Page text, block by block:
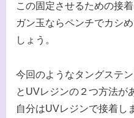
この固定させるための接
ガン玉ならペンチでカシ
しょう。
今回のようなタングステ
とUVレジンの２つ方法が
自分はUVレジンで接着し